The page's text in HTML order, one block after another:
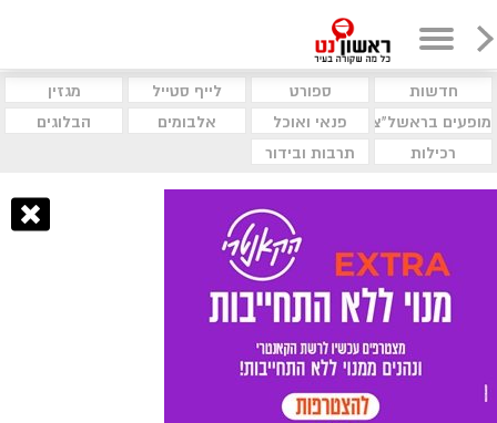
חדשות ספורט לייף סטייל
מגזין
מופעים בראשל"צ
פנאי ואוכל אלבומים
הבלוגים
רכילות
תרבות ובידור